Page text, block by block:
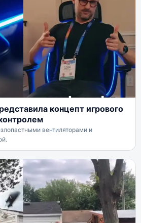
концепт игрового
вентиляторами и